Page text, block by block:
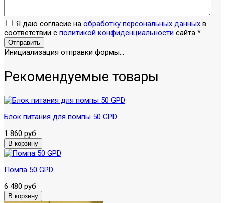
Я даю согласие на обработку персональных данных в
соответствии с политикой конфиденциальности сайта *
Отправить
Инициализация отправки формы...
Рекомендуемые товары
Блок питания для помпы 50 GPD
1 860 руб
Помпа 50 GPD
6 480 руб